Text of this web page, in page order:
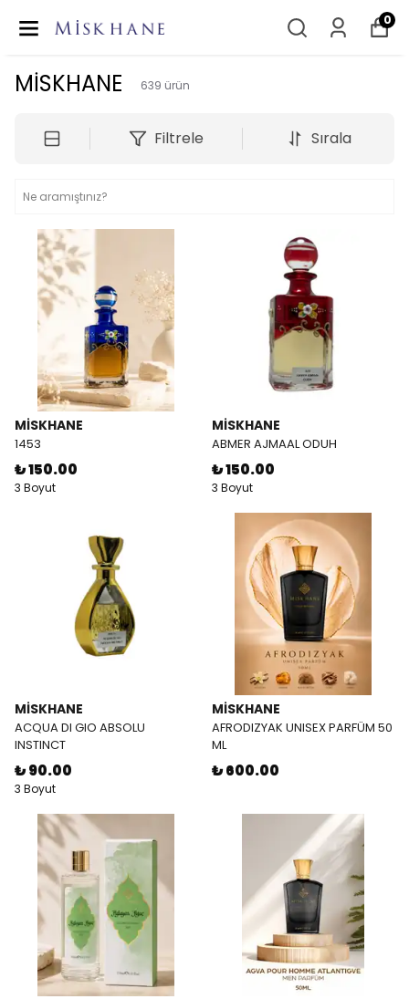
0
MİSKHANE 639 ürün
Filtrele Sırala
MİSKHANE
1453
₺ 150.00
3 Boyut
MİSKHANE
ABMER AJMAAL ODUH
₺ 150.00
3 Boyut
MİSKHANE
ACQUA DI GIO ABSOLU
INSTINCT
₺ 90.00
3 Boyut
MİSKHANE
AFRODIZYAK UNISEX PARFÜM 50
ML
₺ 600.00